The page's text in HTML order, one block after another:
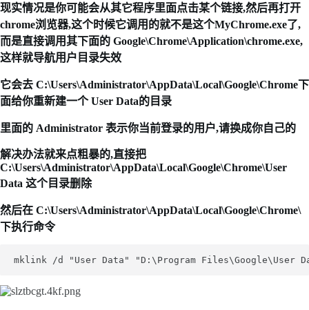
现实情况是你可能会从其它程序里面点击某个链接,然后再打开
chrome浏览器,这个时候它调用的就不是这个MyChrome.exe了,
而是直接调用其下面的 Google\Chrome\Application\chrome.exe,
这样就导航用户目录失效
它会去 C:\Users\Administrator\AppData\Local\Google\Chrome下
面给你重新建一个 User Data的目录
里面的 Administrator 表示你当前登录的用户,请换成你自己的
解决办法就来点粗暴的,直接把
C:\Users\Administrator\AppData\Local\Google\Chrome\User
Data 这个目录删除
然后在 C:\Users\Administrator\AppData\Local\Google\Chrome\
下执行命令